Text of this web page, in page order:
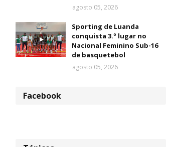
agosto 05, 2026
Sporting de Luanda
conquista 3.º lugar no
Nacional Feminino Sub-16
de basquetebol
agosto 05, 2026
Facebook